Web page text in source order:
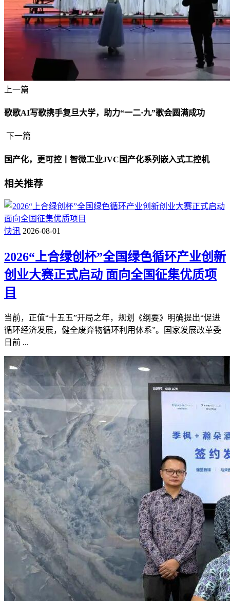
上一篇
歌歌AI写歌携手复旦大学，助力“一二·九”歌会圆满成功
下一篇
国产化，更可控丨智微工业JVC国产化系列嵌入式工控机
相关推荐
快讯 2026-08-01
2026“上合绿创杯”全国绿色循环产业创新
创业大赛正式启动 面向全国征集优质项
目
当前，正值“十五五”开局之年，规划《纲要》明确提出“促进
循环经济发展，健全废弃物循环利用体系”。国家发展改革委
日前 ...